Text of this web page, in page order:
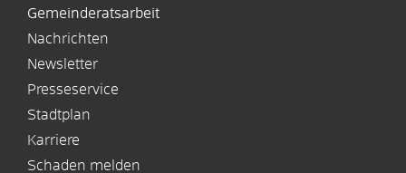
Gemeinderatsarbeit
Nachrichten
Newsletter
Presseservice
Stadtplan
Karriere
Schaden melden